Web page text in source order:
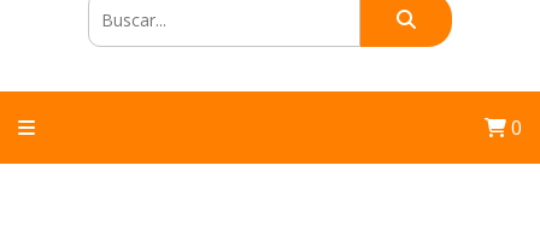
0